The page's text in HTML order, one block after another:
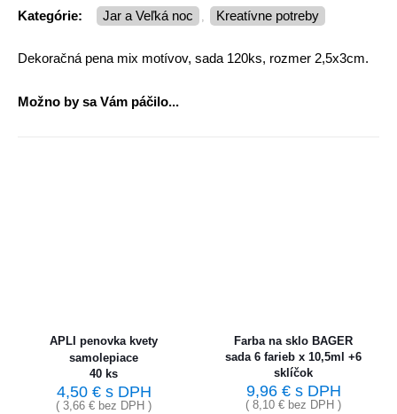
Kategórie:
Jar a Veľká noc , Kreatívne potreby
Dekoračná pena mix motívov, sada 120ks, rozmer 2,5x3cm.
Možno by sa Vám páčilo...
APLI penovka kvety
samolepiace
40 ks
4,50 €s DPH
( 3,66 € bez DPH )
Farba na sklo BAGER
sada 6 farieb x 10,5ml +6
sklíčok
9,96 €s DPH
( 8,10 € bez DPH )